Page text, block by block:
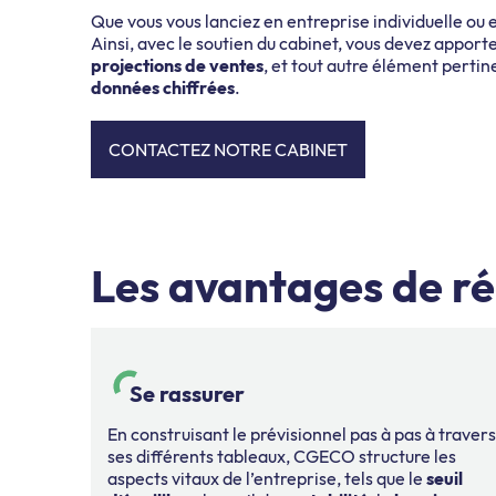
Que vous vous lanciez en entreprise individuelle
Ainsi, avec le soutien du cabinet, vous devez
projections de ventes, et tout autre élément
données chiffrées.
CONTACTEZ NOTRE CABINET
Les avantages de
Se rassurer
En construisant le prévisionnel pas à pas à travers
ses différents tableaux, CGECO structure les
aspects vitaux de l’entreprise, tels que le seuil